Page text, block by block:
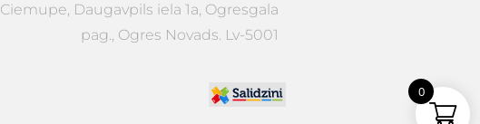
Ciemupe, Daugavpils iela 1a, Ogresgala
pag., Ogres Novads. Lv-5001
0